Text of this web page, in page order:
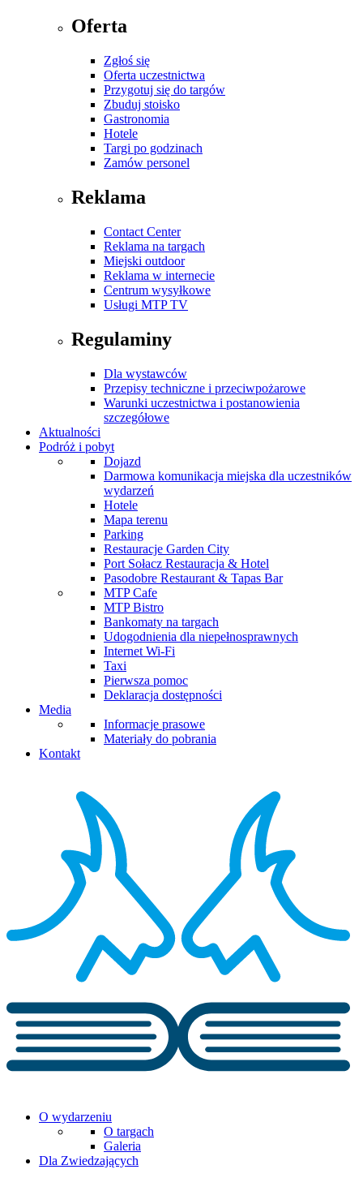
Oferta
Zgłoś się
Oferta uczestnictwa
Przygotuj się do targów
Zbuduj stoisko
Gastronomia
Hotele
Targi po godzinach
Zamów personel
Reklama
Contact Center
Reklama na targach
Miejski outdoor
Reklama w internecie
Centrum wysyłkowe
Usługi MTP TV
Regulaminy
Dla wystawców
Przepisy techniczne i przeciwpożarowe
Warunki uczestnictwa i postanowienia
szczegółowe
Aktualności
Podróż i pobyt
Dojazd
Darmowa komunikacja miejska dla uczestników
wydarzeń
Hotele
Mapa terenu
Parking
Restauracje Garden City
Port Sołacz Restauracja & Hotel
Pasodobre Restaurant & Tapas Bar
MTP Cafe
MTP Bistro
Bankomaty na targach
Udogodnienia dla niepełnosprawnych
Internet Wi-Fi
Taxi
Pierwsza pomoc
Deklaracja dostępności
Media
Informacje prasowe
Materiały do pobrania
Kontakt
O wydarzeniu
O targach
Galeria
Dla Zwiedzających